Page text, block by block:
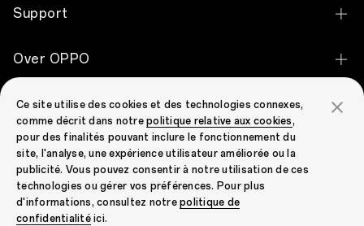
OPPO Find X9
OPPO Reno16 Pro 5G
OPPO Reno16 F 5G
OPPO Reno15 F 5G
OPPO Reno15 5G
OPPO Reno15 Pro 5G
OPPO Pad 5
OPPO Enco Clip2 Open Earbuds
OPPO Enco Air5 Pro
OPPO Enco X3i
OPPO Enco Buds3 Pro
OPPO Enco Air4 Pro
Support
Contact
Service Center
Send to Repair
Prijscontrole voor reserve onderdelen
FAQ
Over OPPO
Over OPPO
OPPO Apex Guard
Nieuws
Android Enterprise
OPPO Community
OPPO Community
Netherlands (Nederlands)
Ce site utilise des cookies et des technologies connexes,
comme décrit dans notre politique relative aux cookies,
pour des finalités pouvant inclure le fonctionnement du
site, l'analyse, une expérience utilisateur améliorée ou la
publicité. Vous pouvez consentir à notre utilisation de ces
technologies ou gérer vos préférences. Pour plus
d'informations, consultez notre politique de
confidentialitéici.